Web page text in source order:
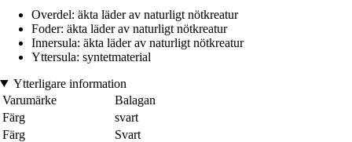
Overdel: äkta läder av naturligt nötkreatur
Foder: äkta läder av naturligt nötkreatur
Innersula: äkta läder av naturligt nötkreatur
Yttersula: syntetmaterial
Ytterligare information
Varumärke
Balagan
Färg
svart
Färg
Svart